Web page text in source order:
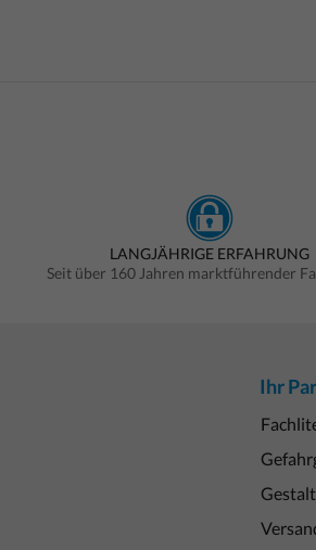
LANGJÄHRIGE ERFAHRUNG
Seit über 160 Jahren marktführender
Ihr